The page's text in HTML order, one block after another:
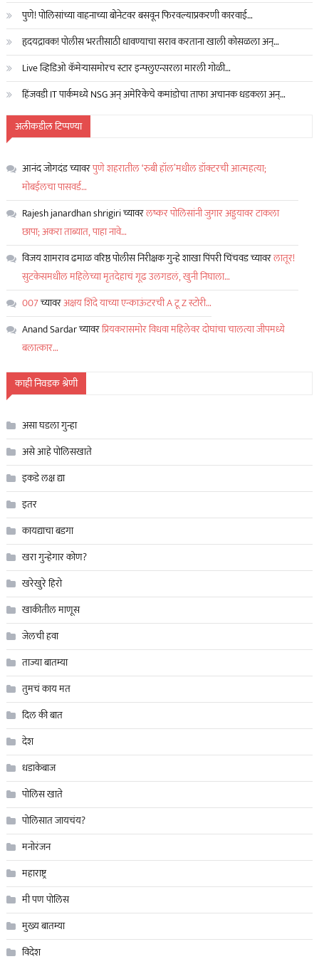
पुणे! पोलिसांच्या वाहनाच्या बोनेटवर बसवून फिरवल्याप्रकरणी कारवाई…
हृदयद्रावक! पोलीस भरतीसाठी धावण्याचा सराव करताना खाली कोसळला अन्…
Live व्हिडिओ कॅमेऱ्यासमोरच स्टार इन्फ्लुएन्सरला मारली गोळी…
हिंजवडी IT पार्कमध्ये NSG अन् अमेरिकेचे कमांडोचा ताफा अचानक धडकला अन्…
अलीकडील टिप्पण्या
आनंद जोगदंडच्यावरपुणे शहरातील ‘रुबी हॉल’मधील डॉक्टरची आत्महत्या;
मोबईलचा पासवर्ड…
Rajesh janardhan shrigiriच्यावरलष्कर पोलिसांनी जुगार अड्डयावर टाकला
छापा; अकरा ताब्यात, पाहा नावे…
विजय शामराव ढमाळ वरिष्ठ पोलीस निरीक्षक गुन्हे शाखा पिंपरी चिंचवडच्यावरलातूर!
सुटकेसमधील महिलेच्या मृतदेहाचं गूढ उलगडलं, खुनी निघाला…
007च्यावरअक्षय शिंदे याच्या एन्काऊंटरची A टू Z स्टोरी…
Anand Sardarच्यावरप्रियकरासमोर विधवा महिलेवर दोघांचा चालत्या जीपमध्ये
बलात्कार…
काही निवडक श्रेणी
असा घडला गुन्हा
असे आहे पोलिसखाते
इकडे लक्ष द्या
इतर
कायद्याचा बडगा
खरा गुन्हेगार कोण?
खरेखुरे हिरो
खाकीतील माणूस
जेलची हवा
ताज्या बातम्या
तुमचं काय मत
दिल की बात
देश
धडाकेबाज
पोलिस खाते
पोलिसात जायचंय?
मनोरंजन
महाराष्ट्र
मी पण पोलिस
मुख्य बातम्या
विदेश